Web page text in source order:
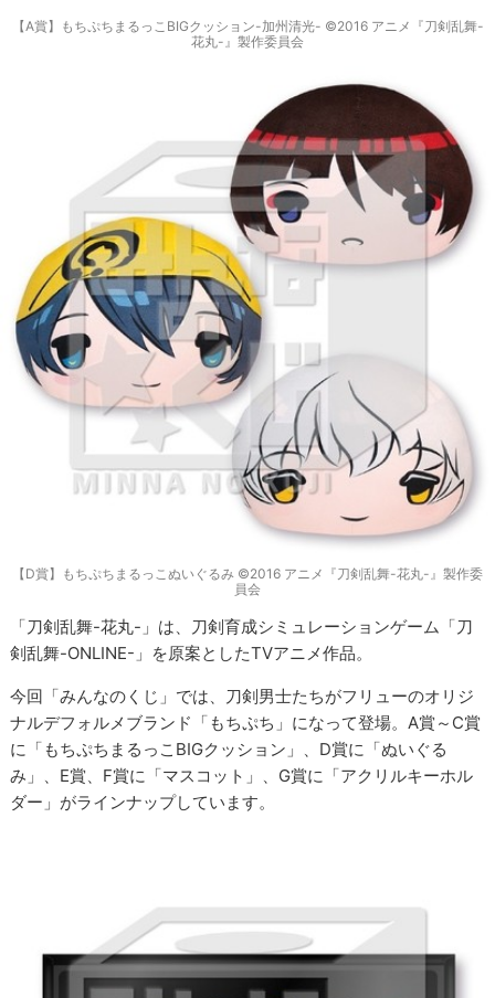
【A賞】もちぷちまるっこBIGクッション-加州清光- ©2016 アニメ『刀剣乱舞-
花丸-』製作委員会
【D賞】もちぷちまるっこぬいぐるみ ©2016 アニメ『刀剣乱舞-花丸-』製作委
員会
「刀剣乱舞-花丸-」は、刀剣育成シミュレーションゲーム「刀
剣乱舞-ONLINE-」を原案としたTVアニメ作品。
今回「みんなのくじ」では、刀剣男士たちがフリューのオリジ
ナルデフォルメブランド「もちぷち」になって登場。A賞～C賞
に「もちぷちまるっこBIGクッション」、D賞に「ぬいぐる
み」、E賞、F賞に「マスコット」、G賞に「アクリルキーホル
ダー」がラインナップしています。